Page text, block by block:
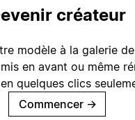
créateur
modèle à la galerie
en avant ou même
quelques clics
Commencer →